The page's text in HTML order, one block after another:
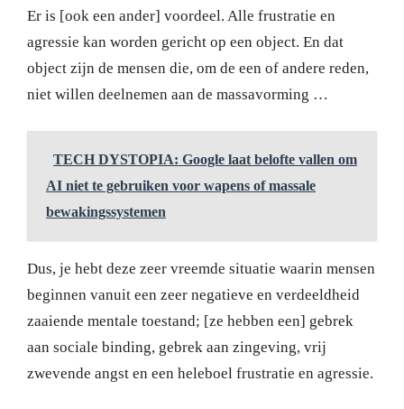
Er is [ook een ander] voordeel. Alle frustratie en
agressie kan worden gericht op een object. En dat
object zijn de mensen die, om de een of andere reden,
niet willen deelnemen aan de massavorming …
TECH DYSTOPIA: Google laat belofte vallen om
AI niet te gebruiken voor wapens of massale
bewakingssystemen
Dus, je hebt deze zeer vreemde situatie waarin mensen
beginnen vanuit een zeer negatieve en verdeeldheid
zaaiende mentale toestand; [ze hebben een] gebrek
aan sociale binding, gebrek aan zingeving, vrij
zwevende angst en een heleboel frustratie en agressie.